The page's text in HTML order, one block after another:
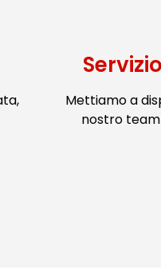
Mettiamo a
nostro